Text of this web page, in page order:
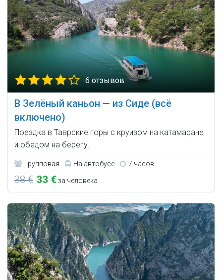
6 отзывов
В Зелёный каньон — из Сиде (всё
включено)
Поездка в Таврские горы с круизом на катамаране
и обедом на берегу.
Групповая На автобусе 7 часов
38 € 33 €за человека